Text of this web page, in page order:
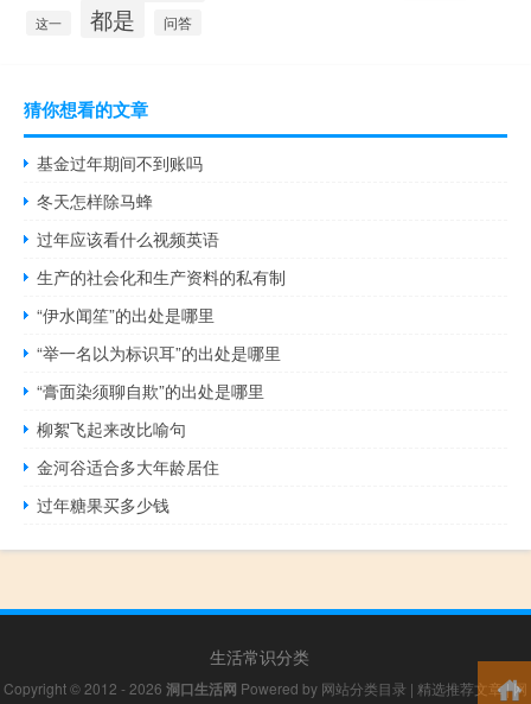
这一 都是 问答
猜你想看的文章
基金过年期间不到账吗
冬天怎样除马蜂
过年应该看什么视频英语
生产的社会化和生产资料的私有制
“伊水闻笙”的出处是哪里
“举一名以为标识耳”的出处是哪里
“膏面染须聊自欺”的出处是哪里
柳絮飞起来改比喻句
金河谷适合多大年龄居住
过年糖果买多少钱
生活常识分类
Copyright © 2012 - 2026 洞口生活网 Powered by 网站分类目录 | 精选推荐文章|网